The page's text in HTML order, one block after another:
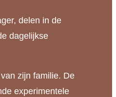
delen in de
dagelijkse
zijn familie. De
experimentele